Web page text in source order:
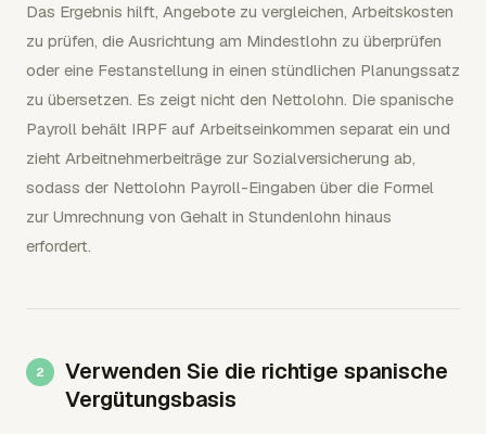
Das Ergebnis hilft, Angebote zu vergleichen, Arbeitskosten
zu prüfen, die Ausrichtung am Mindestlohn zu überprüfen
oder eine Festanstellung in einen stündlichen Planungssatz
zu übersetzen. Es zeigt nicht den Nettolohn. Die spanische
Payroll behält IRPF auf Arbeitseinkommen separat ein und
zieht Arbeitnehmerbeiträge zur Sozialversicherung ab,
sodass der Nettolohn Payroll-Eingaben über die Formel
zur Umrechnung von Gehalt in Stundenlohn hinaus
erfordert.
Verwenden Sie die richtige spanische
Vergütungsbasis